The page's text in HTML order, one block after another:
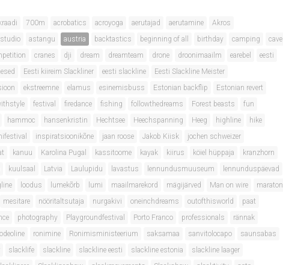
700m acrobatics acroyoga aerutajad aerutamine
Akros
astangu austria backtastics beginning of all birthday camping
cave
cranes dji dream dreamteam drone droonimaailm earebel
eesti
Eesti kiireim Slackliner eesti slackline
Eesti Slackline Meister
ekstreemne elamus esinemisbuss Estonian backflip
Estonian revert
festival firedance fishing followthedreams Forest beasts
fun
hammoc hansenkristin Hechtsee Heechspanning Heeg highline
hike
inspiratsioonikõne jaan roose Jakob Kiisk
jochen schweizer
kanuu Karolina Pugal kassitoome kayak kiirus köiel hüppaja
kranzhorn
kuulsaal Latvia Laulupidu lavastus lennundusmuuseum
lennunduspäevad
loodus lumekõrb lumi maailmarekord mägijärved Man on wire
maraton
mesitare nööritaltsutaja nurgakivi oneinchdreams outofthisworld
paat
photography Playgroundfestival Porto Franco professionals
rännak
ronimine Ronimisministeerium saksamaa sanvitolocapo
saunsabas
slacklife slackline slackline eesti slackline estonia
slackline laager